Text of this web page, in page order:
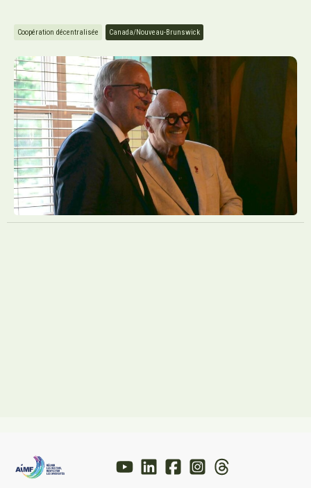
Coopération décentralisée Canada/Nouveau-Brunswick